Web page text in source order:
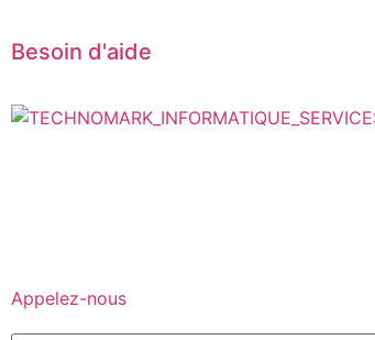
Besoin d'aide
Appelez-nous